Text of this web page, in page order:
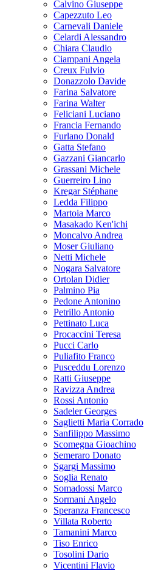
Calvino Giuseppe
Capezzuto Leo
Carnevali Daniele
Celardi Alessandro
Chiara Claudio
Ciampani Angela
Creux Fulvio
Donazzolo Davide
Farina Salvatore
Farina Walter
Feliciani Luciano
Francia Fernando
Furlano Donald
Gatta Stefano
Gazzani Giancarlo
Grassani Michele
Guerreiro Lino
Kregar Stéphane
Ledda Filippo
Martoia Marco
Masakado Ken'ichi
Moncalvo Andrea
Moser Giuliano
Netti Michele
Nogara Salvatore
Ortolan Didier
Palmino Pia
Pedone Antonino
Petrillo Antonio
Pettinato Luca
Procaccini Teresa
Pucci Carlo
Puliafito Franco
Pusceddu Lorenzo
Ratti Giuseppe
Ravizza Andrea
Rossi Antonio
Sadeler Georges
Saglietti Maria Corrado
Sanfilippo Massimo
Scomegna Gioachino
Semeraro Donato
Sgargi Massimo
Soglia Renato
Somadossi Marco
Sormani Angelo
Speranza Francesco
Villata Roberto
Tamanini Marco
Tiso Enrico
Tosolini Dario
Vicentini Flavio